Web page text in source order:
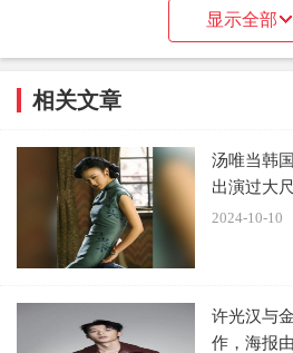
精心策划了很久」强调遗憾没办法
显示全部
相关文章
汤唯当韩
出演过大
2024-10-10
许光汉与
作，海报